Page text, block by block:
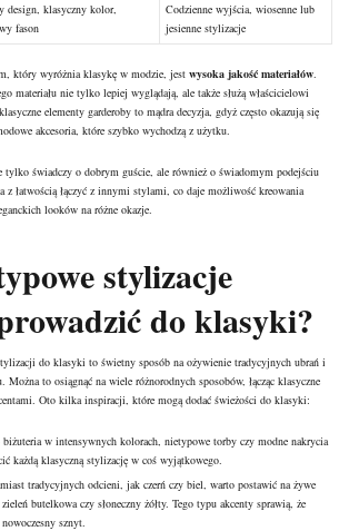
design, klasyczny kolor,
fason
Codzienne wyjścia, wiosenne lub
jesienne stylizacje
który wyróżnia klasykę w modzie, jest wysoka jakość materiałów
materiału nie tylko lepiej wyglądają, ale także służą właścicielowi
elementy garderoby to mądra decyzja, gdyż często okazują się
akcesoria, które szybko wychodzą z użytku.
tylko świadczy o dobrym guście, ale również o świadomym podejściu
z łatwością łączyć z innymi stylami, co daje możliwość kreowania
looków na różne okazje.
stylizacje
do klasyki?
do klasyki to świetny sposób na ożywienie tradycyjnych ubrań i
Można to osiągnąć na wiele różnorodnych sposobów, łącząc klasyczne
Oto kilka inspiracji, które mogą dodać świeżości do klasyki:
biżuteria w intensywnych kolorach, nietypowe torby czy modne nakrycia
każdą klasyczną stylizację w coś wyjątkowego.
tradycyjnych odcieni, jak czerń czy biel, warto postawić na żywe
butelkowa czy słoneczny żółty. Tego typu akcenty sprawią, że
sznyt.